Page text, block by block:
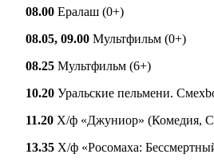
08.00 Ералаш (0+)
08.05, 09.00 Мультфильм (0+)
08.25 Мультфильм (6+)
10.20 Уральские пельмени.
11.20 Х/ф «Джуниор» (Комедия,
13.35 Х/ф «Росомаха: